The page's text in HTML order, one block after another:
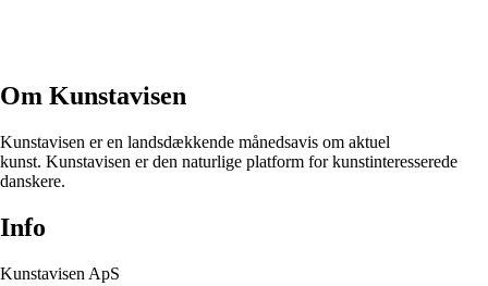
Om Kunstavisen
Kunstavisen er en landsdækkende månedsavis om aktuel
kunst. Kunstavisen er den naturlige platform for kunstinteresserede
danskere.
Info
Kunstavisen ApS